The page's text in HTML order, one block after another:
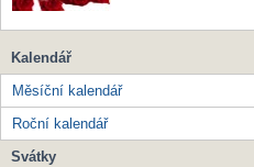
Kalendář
Měsíční kalendář
Roční kalendář
Svátky